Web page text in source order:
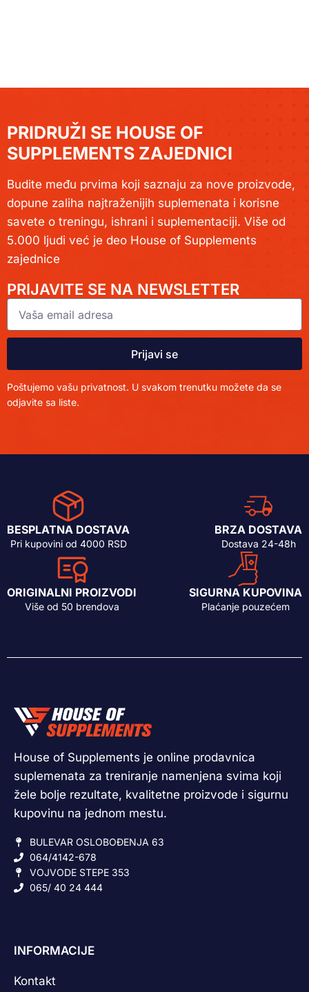
PRIDRUŽI SE HOUSE OF
SUPPLEMENTS ZAJEDNICI
Budite među prvima koji saznaju za nove proizvode,
dopune zaliha najtraženijih suplemenata i korisne
savete o treningu, ishrani i suplementaciji. Više od
5.000 ljudi već je deo House of Supplements
zajednice
PRIJAVITE SE NA NEWSLETTER
Prijavi se
Poštujemo vašu privatnost. U svakom trenutku možete da se
odjavite sa liste.
BESPLATNA DOSTAVA
Pri kupovini od 4000 RSD
BRZA DOSTAVA
Dostava 24-48h
ORIGINALNI PROIZVODI
Više od 50 brendova
SIGURNA KUPOVINA
Plaćanje pouzećem
House of Supplements je online prodavnica
suplemenata za treniranje namenjena svima koji
žele bolje rezultate, kvalitetne proizvode i sigurnu
kupovinu na jednom mestu.
BULEVAR OSLOBOĐENJA 63
064/4142-678
VOJVODE STEPE 353
065/ 40 24 444
INFORMACIJE
Kontakt